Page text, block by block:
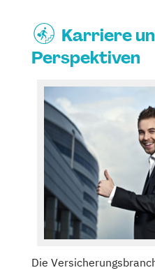
Karriere
Perspektiven
Die